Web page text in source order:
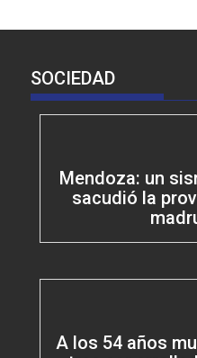
SOCIEDAD
Mendoza: un
sacudió la
A los 54 años